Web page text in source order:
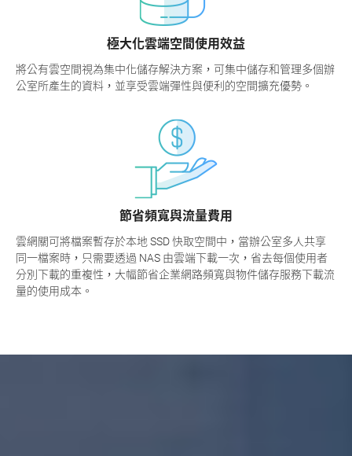
極大化雲端空間使用效益
將公有雲空間視為集中化儲存解決方案，可集中儲存和管理多個辦
公室所產生的資料，並享受雲端彈性與便利的空間擴充優勢。
節省頻寬與流量費用
雲網關可將檔案暫存於本地 SSD 快取空間中，當辦公室多人共享
同一檔案時，只需要透過 NAS 由雲端下載一次，省去每個使用者
分別下載的重複性，大幅節省企業網路頻寬與物件儲存服務下載流
量的使用成本。